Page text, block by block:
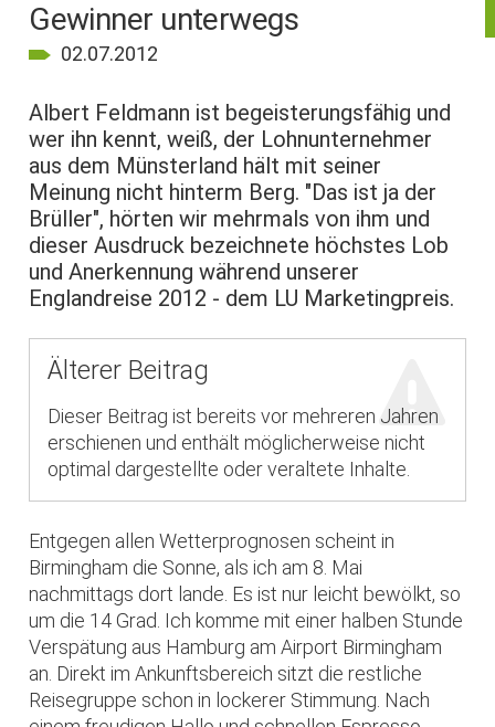
Gewinner unterwegs
02.07.2012
Albert Feldmann ist begeisterungsfähig und
wer ihn kennt, weiß, der Lohnunternehmer
aus dem Münsterland hält mit seiner
Meinung nicht hinterm Berg. "Das ist ja der
Brüller", hörten wir mehrmals von ihm und
dieser Ausdruck bezeichnete höchstes Lob
und Anerkennung während unserer
Englandreise 2012 - dem LU Marketingpreis.
Älterer Beitrag
Dieser Beitrag ist bereits vor mehreren Jahren
erschienen und enthält möglicherweise nicht
optimal dargestellte oder veraltete Inhalte.
Entgegen allen Wetterprognosen scheint in
Birmingham die Sonne, als ich am 8. Mai
nachmittags dort lande. Es ist nur leicht bewölkt, so
um die 14 Grad. Ich komme mit einer halben Stunde
Verspätung aus Hamburg am Airport Birmingham
an. Direkt im Ankunftsbereich sitzt die restliche
Reisegruppe schon in lockerer Stimmung. Nach